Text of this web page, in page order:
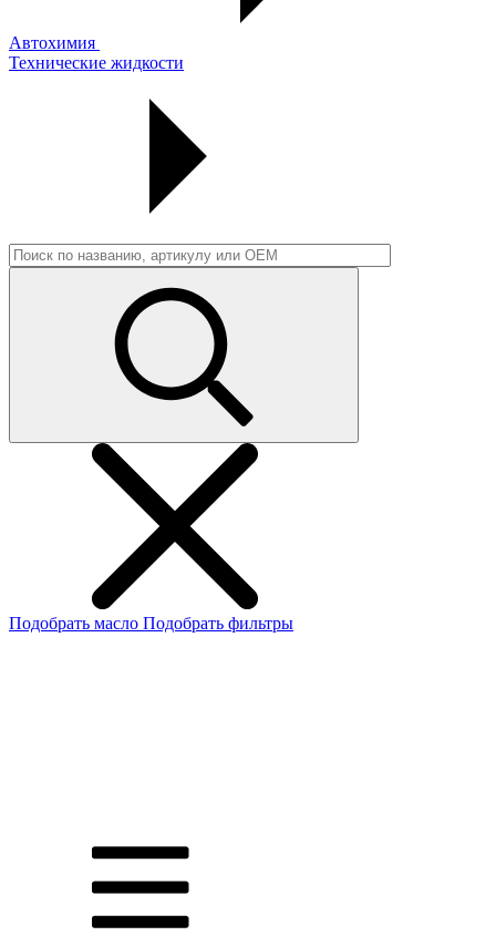
Автохимия
Технические жидкости
Подобрать масло Подобрать фильтры